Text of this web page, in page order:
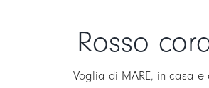
Rosso
Voglia di MARE, in casa e